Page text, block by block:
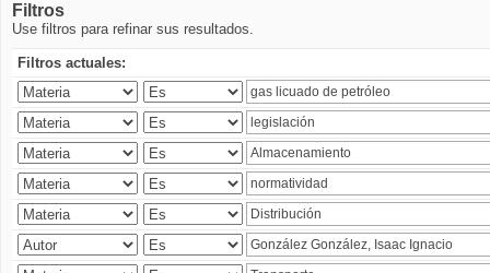
Filtros
Use filtros para refinar sus resultados.
Filtros actuales: